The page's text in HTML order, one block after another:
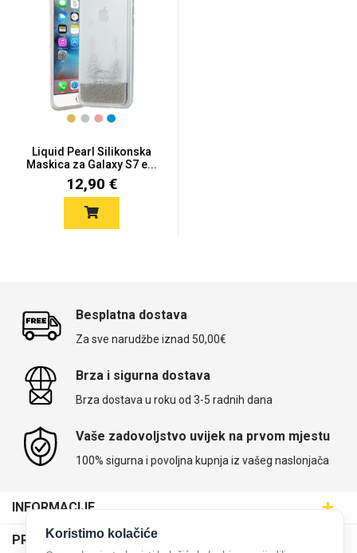
Liquid Pearl Silikonska
Maskica za Galaxy S7 e...
12,90 €
Besplatna dostava
Za sve narudžbe iznad 50,00€
Brza i sigurna dostava
Brza dostava u roku od 3-5 radnih dana
Vaše zadovoljstvo uvijek na prvom mjestu
100% sigurna i povoljna kupnja iz vašeg naslonjača
INFORMACIJE
Maskice.hr - Web trgovina
SVIJET MASKICA d.o.o.
PRODAJNA MJESTA
Koristimo kolačiće
Monogrami
Za njega